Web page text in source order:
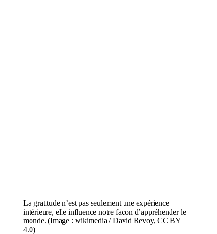
La gratitude n’est pas seulement une expérience
intérieure, elle influence notre façon d’appréhender le
monde. (Image : wikimedia / David Revoy, CC BY
4.0)